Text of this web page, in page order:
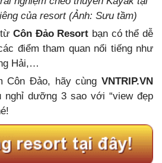
của resort (Ảnh: Sưu tầm)
Côn Đảo Resort bạn có thể dễ
điểm tham quan nổi tiếng như
Hải,…
Côn Đảo, hãy cùng VNTRIP.VN
nghỉ dưỡng 3 sao với “view đẹp